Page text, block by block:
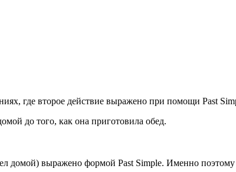
где второе действие выражено при помощи Past
до того, как она приготовила обед.
домой) выражено формой Past Simple. Именно поэтому